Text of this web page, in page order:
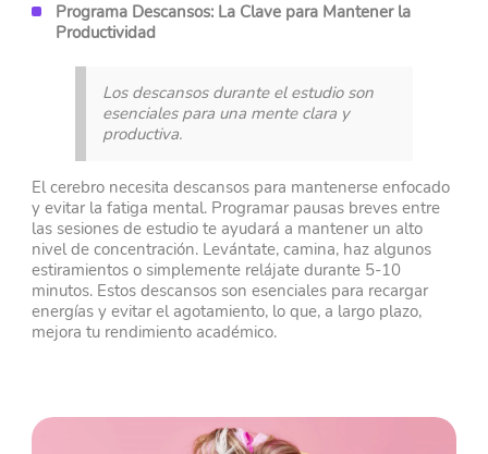
Programa Descansos: La Clave para Mantener la
Productividad
Los descansos durante el estudio son
esenciales para una mente clara y
productiva.
El cerebro necesita descansos para mantenerse enfocado
y evitar la fatiga mental. Programar pausas breves entre
las sesiones de estudio te ayudará a mantener un alto
nivel de concentración. Levántate, camina, haz algunos
estiramientos o simplemente relájate durante 5-10
minutos. Estos descansos son esenciales para recargar
energías y evitar el agotamiento, lo que, a largo plazo,
mejora tu rendimiento académico.